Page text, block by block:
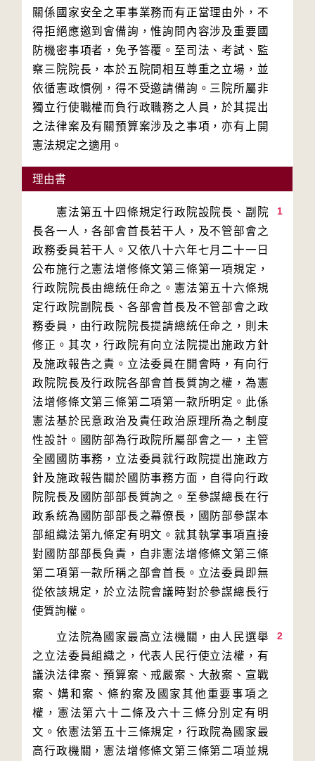
關係國家安全之軍事業務而有正當理由外，不
得拒絕應邀到會備詢，惟詢問內容涉及重要國
防機密事項者，免予答覆。至司法、考試、監
察三院院長，本於五院間相互尊重之立場，並
依循憲政慣例，得不受邀請備詢。三院所屬非
獨立行使職權而負行政職務之人員，於其提出
之法律案及有關預算案涉及之事項，亦有上開
理由書
1
憲法第五十四條規定行政院設院長、副院
長各一人，各部會首長若干人，及不管部會之
政務委員若干人。又依八十六年七月二十一日
公布施行之憲法增修條文第三條第一項規定，
行政院院長由總統任命之。憲法第五十六條規
定行政院副院長、各部會首長及不管部會之政
務委員，由行政院院長提請總統任命之，則未
修正。其次，行政院有向立法院提出施政方針
及施政報告之責。立法委員在開會時，有向行
政院院長及行政院各部會首長質詢之權，為憲
法增修條文第三條第二項第一款所明定。此係
憲法基於民意政治及責任政治原理所為之制度
性設計。國防部為行政院所屬部會之一，主管
全國國防事務，立法委員就行政院提出施政方
針及施政報告關於國防事務方面，自得向行政
院院長及國防部部長質詢之。至參謀總長在行
政系統為國防部部長之幕僚長，國防部參謀本
部組織法第九條定有明文。就其執掌事項直接
對國防部部長負責，自非憲法增修條文第三條
第二項第一款所稱之部會首長。立法委員即無
從依該規定，於立法院會議時對於參謀總長行
2
立法院為國家最高立法機關，由人民選舉
之立法委員組織之，代表人民行使立法權，有
議決法律案、預算案、戒嚴案、大赦案、宣戰
案、媾和案、條約案及國家其他重要事項之
權，憲法第六十二條及六十三條分別定有明
文。依憲法第五十三條規定，行政院為國家最
高行政機關，憲法增修條文第三條第二項並規